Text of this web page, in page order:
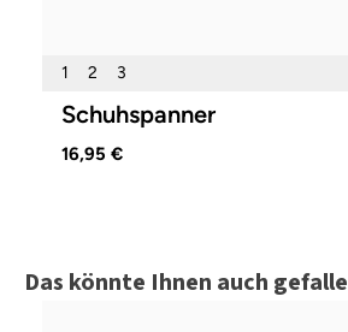
1 2 3
Schuhspanner
16,95 €
Produktgalerie überspringen
Das könnte Ihnen auch